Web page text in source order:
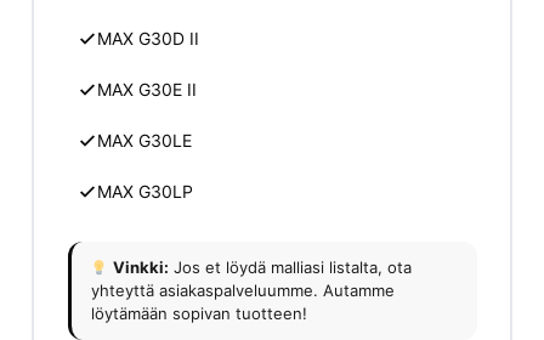
MAX G30D II
MAX G30E II
MAX G30LE
MAX G30LP
Vinkki: Jos et löydä malliasi listalta, ota
yhteyttä asiakaspalveluumme. Autamme
löytämään sopivan tuotteen!